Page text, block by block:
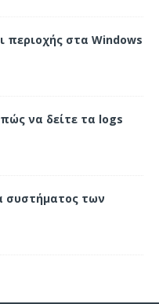
περιοχής στα Windows
να δείτε τα logs
συστήματος των